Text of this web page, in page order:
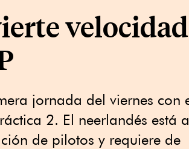
jornada del viernes con
2. El neerlandés está a
de pilotos y requiere de